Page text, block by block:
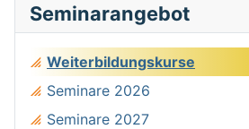
Seminarangebot
Weiterbildungskurse
Seminare 2026
Seminare 2027